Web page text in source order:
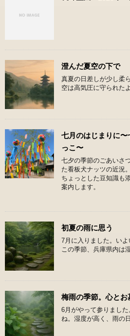
澄んだ夏空の下で
真夏の日差しが少し柔
空は高気圧に守られた
七月のはじまりに
っこ〜
七夕の季節のごあいさ
た看板犬ナッツの近況
ちょっとした豆知識も
案内します。
初夏の雨に思う
7月に入りました。いよ
この季節、兵庫県内は
梅雨の季節。心とお
6月がやって参りまし
ね。湿度が高く、雨の